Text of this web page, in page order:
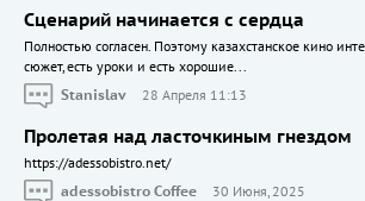
Сценарий начинается с сердца
Полностью согласен. Поэтому казахстанское кино
сюжет, есть уроки и есть хорошие...
Stanislav
28 Апреля 11:13
Пролетая над ласточкиным гнездом
https://adessobistro.net/
adessobistro Coffee
30 Июня, 2025